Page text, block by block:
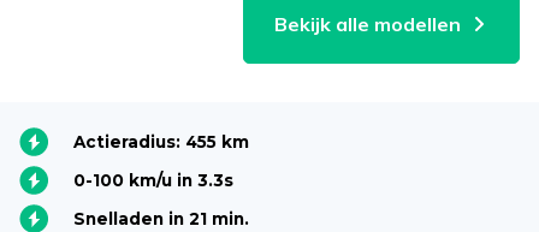
Bekijk alle modellen
Actieradius: 455 km
0-100 km/u in 3.3s
Snelladen in 21 min.